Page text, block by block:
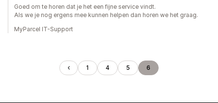
Goed om te horen dat je het een fijne service vindt.
Als we je nog ergens mee kunnen helpen dan horen we het graag.
MyParcel IT-Support
1 4 5 6